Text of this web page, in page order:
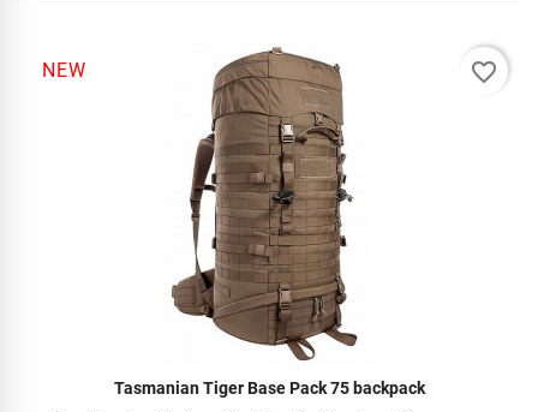
NEW
Tasmanian Tiger Base Pack 75 backpack
favorite_border